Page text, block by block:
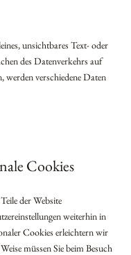
unsichtbares Text- oder
des Datenverkehrs auf
werden verschiedene Daten
Cookies
der Website
weiterhin in
Cookies erleichtern wir
müssen Sie beim Besuch